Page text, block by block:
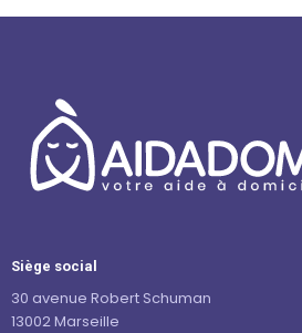
Siège social
30 avenue Robert Schuman
13002 Marseille